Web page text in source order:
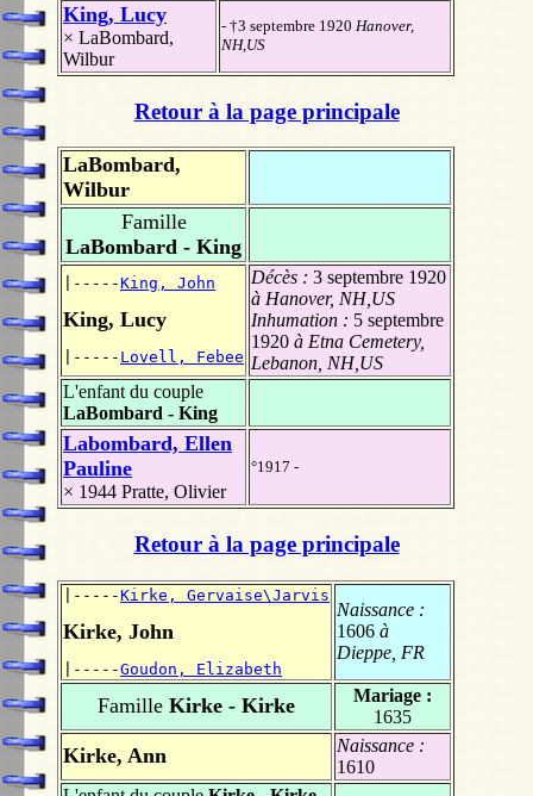
King, Lucy
× LaBombard,
Wilbur
- †3 septembre 1920 Hanover,
NH,US
Retour à la page principale
LaBombard,
Wilbur
Famille
LaBombard - King
|-----King, John
King, Lucy
|----- Lovell, Febee
Décès : 3 septembre 1920
à Hanover, NH,US
Inhumation : 5 septembre
1920 à Etna Cemetery,
Lebanon, NH,US
L'enfant du couple
LaBombard - King
Labombard, Ellen
Pauline
× 1944 Pratte, Olivier
°1917 -
Retour à la page principale
|-----Kirke, Gervaise\Jarvis
Kirke, John
|-----Goudon, Elizabeth
Naissance :
1606 à
Dieppe, FR
Famille Kirke - Kirke
Mariage :
1635
Kirke, Ann
Naissance :
1610